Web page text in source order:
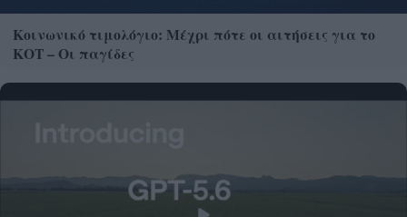
Κοινωνικό τιμολόγιο: Μέχρι πότε οι αιτήσεις για το
ΚΟΤ – Οι παγίδες